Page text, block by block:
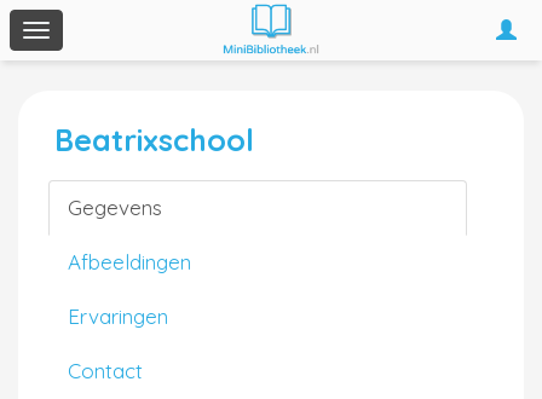
Toggle
navigation
Beatrixschool
Gegevens
Afbeeldingen
Ervaringen
Contact